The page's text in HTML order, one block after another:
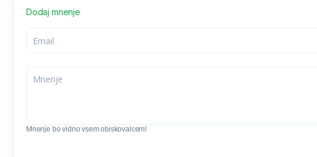
Dodaj mnenje
Mnenje bo vidno vsem obiskovalcem!